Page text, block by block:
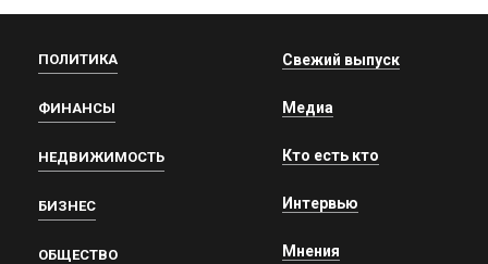
ПОЛИТИКА
ФИНАНСЫ
НЕДВИЖИМОСТЬ
БИЗНЕС
ОБЩЕСТВО
Свежий выпуск
Медиа
Кто есть кто
Интервью
Мнения